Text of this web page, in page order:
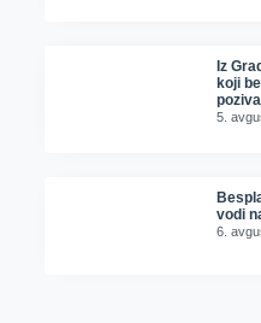
Iz
koji
5.
vodi
6.